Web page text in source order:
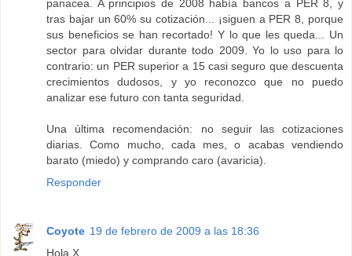
panacea. A principios de 2008 había bancos a PER 8, y
tras bajar un 60% su cotización... ¡siguen a PER 8, porque
sus beneficios se han recortado! Y lo que les queda... Un
sector para olvidar durante todo 2009. Yo lo uso para lo
contrario: un PER superior a 15 casi seguro que descuenta
crecimientos dudosos, y yo reconozco que no puedo
analizar ese futuro con tanta seguridad.
Una última recomendación: no seguir las cotizaciones
diarias. Como mucho, cada mes, o acabas vendiendo
barato (miedo) y comprando caro (avaricia).
Responder
Coyote 19 de febrero de 2009 a las 18:36
Hola X,